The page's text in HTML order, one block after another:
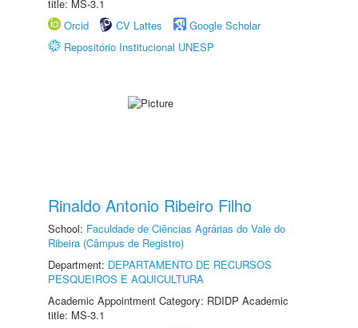
title: MS-3.1
Orcid
CV Lattes
Google Scholar
Repositório Institucional UNESP
Rinaldo Antonio Ribeiro Filho
School: Faculdade de Ciências Agrárias do Vale do
Ribeira (Câmpus de Registro)
Department: DEPARTAMENTO DE RECURSOS
PESQUEIROS E AQUICULTURA
Academic Appointment Category: RDIDP Academic
title: MS-3.1